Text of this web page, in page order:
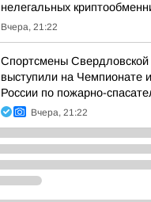
нелегальных
Вчера, 21:22
Спортсмены Свердловской
выступили на Чемпионате
России по пожарно-
Вчера, 21:22